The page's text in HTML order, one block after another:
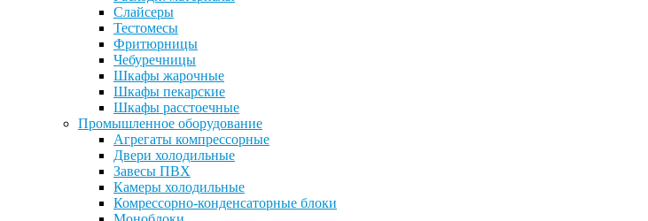
Слайсеры
Тестомесы
Фритюрницы
Чебуречницы
Шкафы жарочные
Шкафы пекарские
Шкафы расстоечные
Промышленное оборудование
Агрегаты компрессорные
Двери холодильные
Завесы ПВХ
Камеры холодильные
Комрессорно-конденсаторные блоки